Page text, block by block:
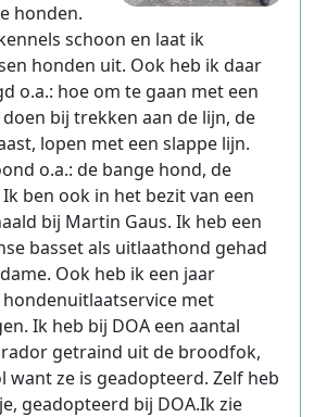
honden.
schoon en laat ik
honden uit. Ook heb ik daar
o.a.: hoe om te gaan met een
bij trekken aan de lijn, de
lopen met een slappe lijn.
o.a.: de bange hond, de
ben ook in het bezit van een
bij Martin Gaus. Ik heb een
basset als uitlaathond gehad
Ook heb ik een jaar
met
Ik heb bij DOA een aantal
getraind uit de broodfok,
want ze is geadopteerd. Zelf heb
geadopteerd bij DOA.Ik zie